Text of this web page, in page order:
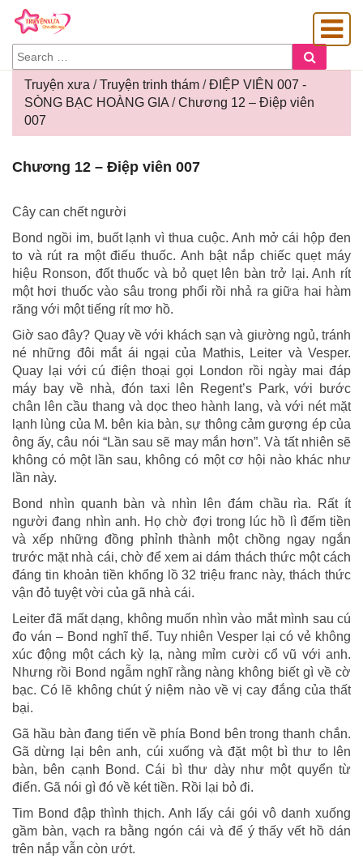
SEARCH
FOR:
GIA
Truyện xưa /Truyện trinh thám /ĐIỆP VIÊN 007 -
SÒNG BẠC HOÀNG GIA /Chương 12 – Điệp viên
007
12
007
Chương 12 – Điệp viên 007
Cây can chết người
Bond ngồi im, buốt lạnh vì thua cuộc. Anh mở cái hộp đen
to và rút ra một điếu thuốc. Anh bật nắp chiếc quẹt máy
hiệu Ronson, đốt thuốc và bỏ quẹt lên bàn trở lại. Anh rít
một hơi thuốc vào sâu trong phổi rồi nhả ra giữa hai hàm
răng với một tiếng rít mơ hồ.
Giờ sao đây? Quay về với khách sạn và giường ngủ, tránh
né những đôi mắt ái ngại của Mathis, Leiter và Vesper.
Quay lại với cú điện thoại gọi London rồi ngày mai đáp
máy bay về nhà, đón taxi lên Regent’s Park, với bước
chân lên cầu thang và dọc theo hành lang, và với nét mặt
lạnh lùng của M. bên kia bàn, sự thông cảm gượng ép của
ông ấy, câu nói “Lần sau sẽ may mắn hơn”. Và tất nhiên sẽ
không có một lần sau, không có một cơ hội nào khác như
lần này.
Bond nhìn quanh bàn và nhìn lên đám chầu rìa. Rất ít
người đang nhìn anh. Họ chờ đợi trong lúc hồ lì đếm tiền
và xếp những đồng phỉnh thành một chồng ngay ngắn
trước mặt nhà cái, chờ để xem ai dám thách thức một cách
đáng tin khoản tiền khổng lồ 32 triệu franc này, thách thức
vận đỏ tuyệt vời của gã nhà cái.
Leiter đã mất dạng, không muốn nhìn vào mắt mình sau cú
đo ván – Bond nghĩ thế. Tuy nhiên Vesper lại có vẻ không
xúc động một cách kỳ lạ, nàng mỉm cười cổ vũ với anh.
Nhưng rồi Bond ngẫm nghĩ rằng nàng không biết gì về cờ
bạc. Có lẽ không chút ý niệm nào về vị cay đắng của thất
bại.
Gã hầu bàn đang tiến về phía Bond bên trong thanh chắn.
Gã dừng lại bên anh, cúi xuống và đặt một bì thư to lên
bàn, bên cạnh Bond. Cái bì thư dày như một quyển từ
điển. Gã nói gì đó về két tiền. Rồi lại bỏ đi.
Tim Bond đập thình thịch. Anh lấy cái gói vô danh xuống
gầm bàn, vạch ra bằng ngón cái và để ý thấy vết hồ dán
trên nắp vẫn còn ướt.